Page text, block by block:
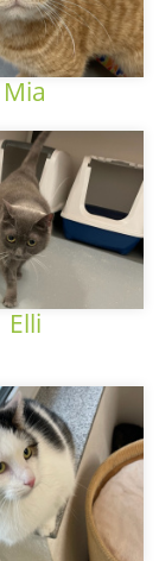
Mia
Elli